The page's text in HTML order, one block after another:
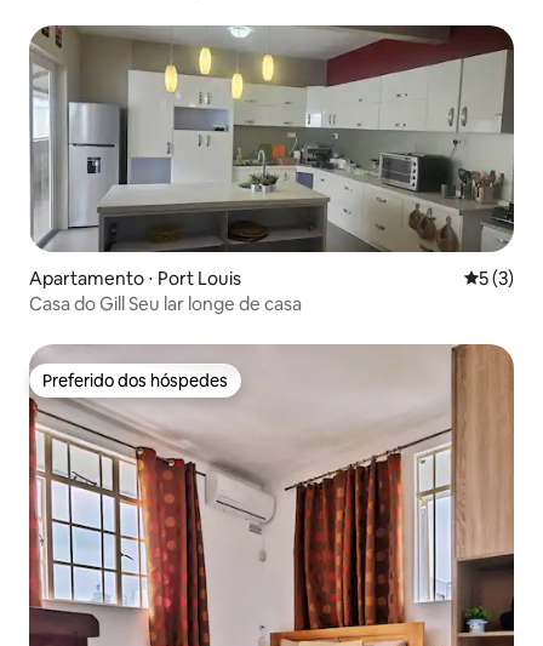
Apartamento ⋅ Port Louis 5 de
5 (3)
Casa do Gill Seu lar longe de casa
Preferido dos hóspedes
Preferido dos hóspedes